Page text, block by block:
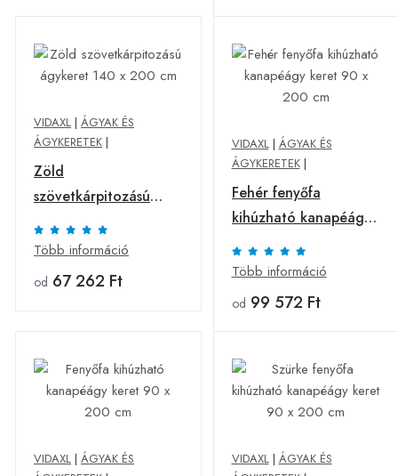
VIDAXL | ÁGYAK ÉS
ÁGYKERETEK |
Zöld
szövetkárpitozású
ágykeret 140 x 200
cm
Több információ
od 67 262 Ft
VIDAXL| ÁGYAK ÉS
ÁGYKERETEK|
Fehér fenyőfa
kihúzható kanapéágy
keret 90 x 200 cm
Több információ
od 99 572 Ft
VIDAXL | ÁGYAK ÉS
VIDAXL| ÁGYAK ÉS